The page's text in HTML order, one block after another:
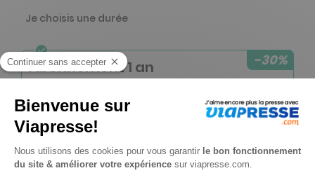
Je choisis une durée
-30%
Abonnement 1 an
19€55 Tarif Kiosque : 00
Renouvellement à date d’anniversaire